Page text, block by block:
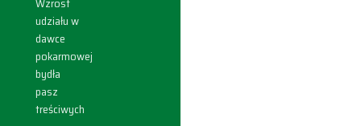
udziału w
dawce
pokarmowej
bydła
pasz
treściwych